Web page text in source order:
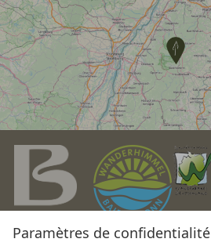
Paramètres de confidentialité